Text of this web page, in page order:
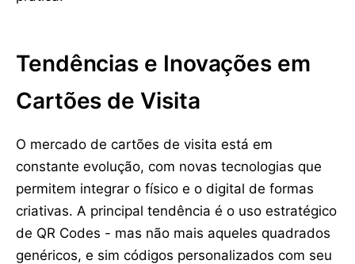
Tendências e Inovações em
Cartões de Visita
O mercado de cartões de visita está em
constante evolução, com novas tecnologias que
permitem integrar o físico e o digital de formas
criativas. A principal tendência é o uso estratégico
de QR Codes - mas não mais aqueles quadrados
genéricos, e sim códigos personalizados com seu